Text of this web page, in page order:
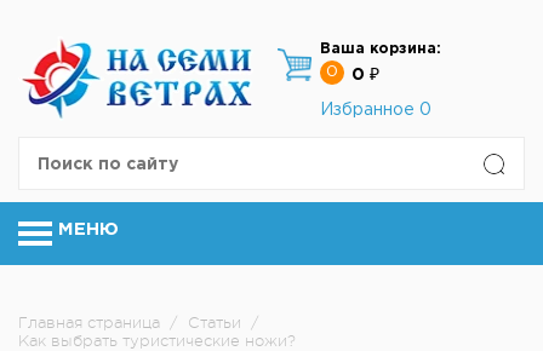
Ваша корзина:
0
0 ₽
Избранное 0
МЕНЮ
Главная страница / Статьи
/
Как выбрать туристические ножи?